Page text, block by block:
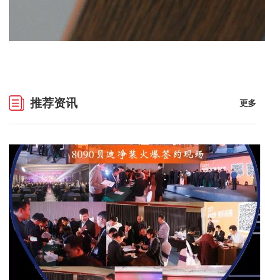
推荐资讯 更多